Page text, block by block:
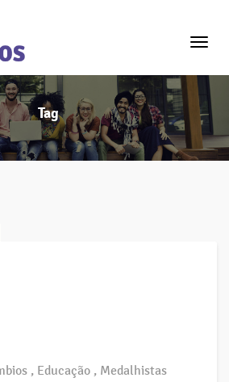
Tag
Educação
Medalhistas